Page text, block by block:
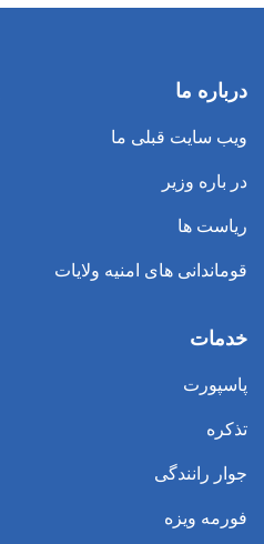
درباره ما
ویب سایت قبلی ما
در باره وزیر
ریاست ها
قوماندانی های امنیه ولایات
خدمات
پاسپورت
تذکره
جوار رانندگی
فورمه ویزه